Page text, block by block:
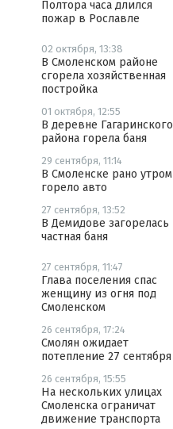
Полтора часа длился
пожар в Рославле
02 октября, 13:38
В Смоленском районе
сгорела хозяйственная
постройка
01 октября, 12:55
В деревне Гагаринского
района горела баня
29 сентября, 11:14
В Смоленске рано утром
горело авто
27 сентября, 13:52
В Демидове загорелась
частная баня
27 сентября, 11:47
Глава поселения спас
женщину из огня под
Смоленском
26 сентября, 17:24
Смолян ожидает
потепление 27 сентября
26 сентября, 15:55
На нескольких улицах
Смоленска ограничат
движение транспорта